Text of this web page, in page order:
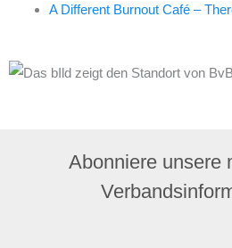
A Different Burnout Café –
Abonniere unsere